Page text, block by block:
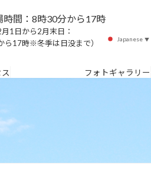
時間：8時30分から17時
月1日から2月末日：
ら17時※冬季は日没まで）
Japanese ▼
フォトギャラリー